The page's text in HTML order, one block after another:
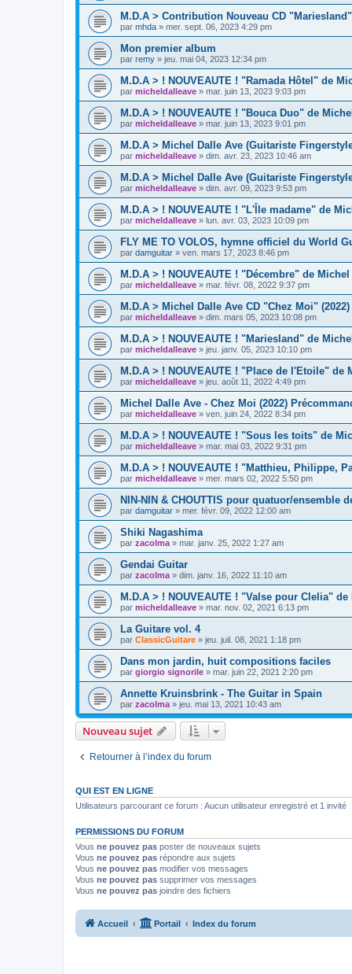
M.D.A > Contribution Nouveau CD "Mariesland"
par mhda » mer. sept. 06, 2023 4:29 pm
Mon premier album
par remy » jeu. mai 04, 2023 12:34 pm
M.D.A > ! NOUVEAUTE ! "Ramada Hôtel" de
par micheldalleave » mar. juin 13, 2023 9:03 pm
M.D.A > ! NOUVEAUTE ! "Bouca Duo" de
par micheldalleave » mar. juin 13, 2023 9:01 pm
M.D.A > Michel Dalle Ave (Guitariste
par micheldalleave » dim. avr. 23, 2023 10:46 am
M.D.A > Michel Dalle Ave (Guitariste
par micheldalleave » dim. avr. 09, 2023 9:53 pm
M.D.A > ! NOUVEAUTE ! "L'Île madame" de
par micheldalleave » lun. avr. 03, 2023 10:09 pm
FLY ME TO VOLOS, hymne officiel du World
par damguitar » ven. mars 17, 2023 8:46 pm
M.D.A > ! NOUVEAUTE ! "Décembre" de
par micheldalleave » mar. févr. 08, 2022 9:37 pm
M.D.A > Michel Dalle Ave CD "Chez Moi"
par micheldalleave » dim. mars 05, 2023 10:08 pm
M.D.A > ! NOUVEAUTE ! "Mariesland" de
par micheldalleave » jeu. janv. 05, 2023 10:10 pm
M.D.A > ! NOUVEAUTE ! "Place de l'Etoile" de
par micheldalleave » jeu. août 11, 2022 4:49 pm
Michel Dalle Ave - Chez Moi (2022)
par micheldalleave » ven. juin 24, 2022 8:34 pm
M.D.A > ! NOUVEAUTE ! "Sous les toits" de
par micheldalleave » mar. mai 03, 2022 9:31 pm
M.D.A > ! NOUVEAUTE ! "Matthieu, Philippe,
par micheldalleave » mer. mars 02, 2022 5:50 pm
NIN-NIN & CHOUTTIS pour quatuor/ensemble
par damguitar » mer. févr. 09, 2022 12:00 am
Shiki Nagashima
par zacolma » mar. janv. 25, 2022 1:27 am
Gendai Guitar
par zacolma » dim. janv. 16, 2022 11:10 am
M.D.A > ! NOUVEAUTE ! "Valse pour Clelia"
par micheldalleave » mar. nov. 02, 2021 6:13 pm
La Guitare vol. 4
par ClassicGuitare » jeu. juil. 08, 2021 1:18 pm
Dans mon jardin, huit compositions faciles
par giorgio signorile » mar. juin 22, 2021 2:20 pm
Annette Kruinsbrink - The Guitar in Spain
par zacolma » jeu. mai 13, 2021 10:43 am
Nouveau sujet
Retourner à l’index du forum
QUI EST EN LIGNE
Utilisateurs parcourant ce forum : Aucun utilisateur enregistré et 1 invité
PERMISSIONS DU FORUM
Vous ne pouvez pas poster de nouveaux sujets
Vous ne pouvez pas répondre aux sujets
Vous ne pouvez pas modifier vos messages
Vous ne pouvez pas supprimer vos messages
Vous ne pouvez pas joindre des fichiers
Accueil Portail Index du forum